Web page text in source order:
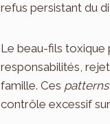
refus persistant du
Le beau-fils toxique
responsabilités,
famille. Ces
contrôle excessif